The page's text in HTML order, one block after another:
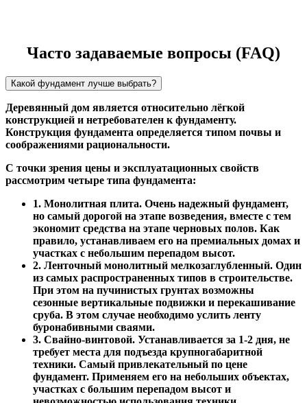
Часто задаваемые вопросы (FAQ)
Какой фундамент лучше выбрать?
Деревянный дом является относительно лёгкой
конструкцией и нетребователен к фундаменту.
Конструкция фундамента определяется типом почвы и
соображениями рациональности.
С точки зрения цены и эксплуатационных свойств
рассмотрим четыре типа фундамента:
1. Монолитная плита. Очень надежный фундамент,
но самый дорогой на этапе возведения, вместе с тем
экономит средства на этапе черновых полов. Как
правило, устанавливаем его на премиальных домах и
участках с небольшим перепадом высот.
2. Ленточный монолитный мелкозаглубленный. Один
из самых распространенных типов в строительстве.
При этом на пучинистых грунтах возможны
сезонные вертикальные подвижки и перекашивание
сруба. В этом случае необходимо услить ленту
буронабивными сваями.
3. Свайно-винтовой. Устанавливается за 1-2 дня, не
требует места для подъезда крупногабаритной
техники. Самый привлекательный по цене
фундамент. Применяем его на небольших объектах,
участках с большим перепадом высот и